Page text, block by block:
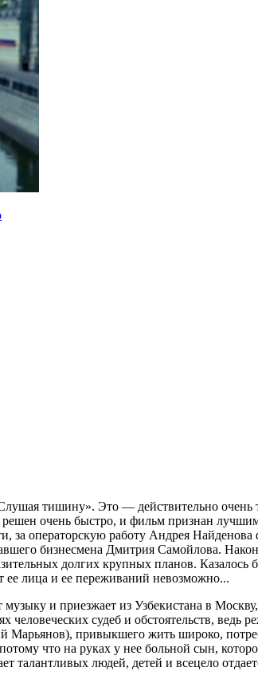
тишину». Это — действительно
очень быстро, и фильм признан
за операторскую работу Андрея
бизнесмена Дмитрия Самойлова.
долгих крупных планов.
ее лица и ее переживаний невозможно...
и приезжает из Узбекистана в Москву,
судеб и обстоятельств, ведь
привыкшего жить широко,
что на руках у нее больной сын,
людей, детей и всецело